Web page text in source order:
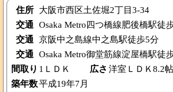
住所
大阪市西区土佐堀2丁目3-34
交通 Osaka Metro四つ橋線肥後橋駅徒
交通 京阪中之島線中之島駅徒歩5分
交通 Osaka Metro御堂筋線淀屋橋駅徒
間取り 1ＬＤＫ 広さ 洋室ＬＤＫ8.2
築年数平成19年7月